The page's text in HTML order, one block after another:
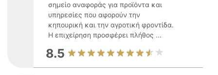
σημείο αναφοράς για προϊόντα και
υπηρεσίες που αφορούν την
κηπουρική και την αγροτική φροντίδα.
Η επιχείρηση προσφέρει πλήθος ...
8.5